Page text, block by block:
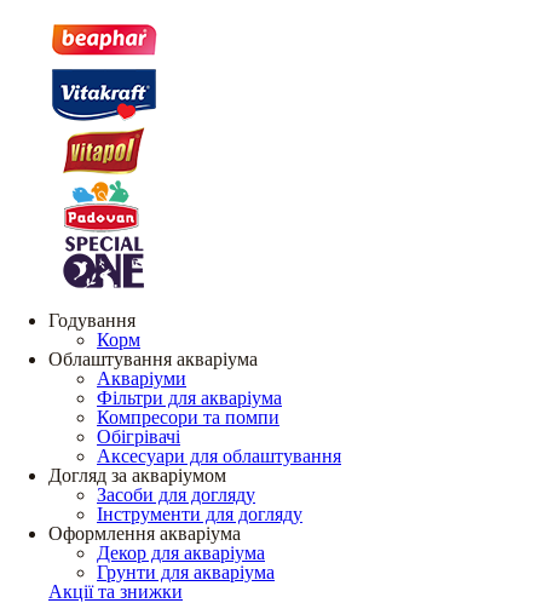
Годування
Корм
Облаштування акваріума
Акваріуми
Фільтри для акваріума
Компресори та помпи
Обігрівачі
Аксесуари для облаштування
Догляд за акваріумом
Засоби для догляду
Інструменти для догляду
Оформлення акваріума
Декор для акваріума
Грунти для акваріума
Акції та знижки